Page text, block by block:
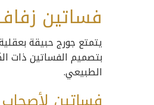
فساتين
يتمتع جورج حبيقة
بتصميم الفساتين ذات
الطبيعي.